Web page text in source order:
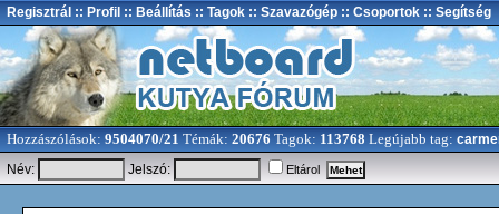
Regisztrál :: Profil :: Beállítás :: Tagok :: Szavazógép :: Csoportok :: Segítség
Hozzászólások: 9504070/21 Témák: 20676 Tagok: 113768 Legújabb tag:
Név:
Jelszó: Eltárol